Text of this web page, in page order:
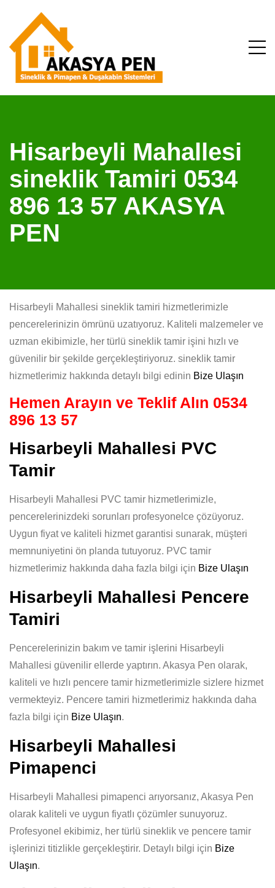
Hisarbeyli Mahallesi
sineklik Tamiri 0534
896 13 57 AKASYA
PEN
Hisarbeyli Mahallesi sineklik tamiri hizmetlerimizle
pencerelerinizin ömrünü uzatıyoruz. Kaliteli malzemeler ve
uzman ekibimizle, her türlü sineklik tamir işini hızlı ve
güvenilir bir şekilde gerçekleştiriyoruz. sineklik tamir
hizmetlerimiz hakkında detaylı bilgi edinin Bize Ulaşın
Hemen Arayın ve Teklif Alın 0534
896 13 57
Hisarbeyli Mahallesi PVC
Tamir
Hisarbeyli Mahallesi PVC tamir hizmetlerimizle,
pencerelerinizdeki sorunları profesyonelce çözüyoruz.
Uygun fiyat ve kaliteli hizmet garantisi sunarak, müşteri
memnuniyetini ön planda tutuyoruz. PVC tamir
hizmetlerimiz hakkında daha fazla bilgi için Bize Ulaşın
Hisarbeyli Mahallesi Pencere
Tamiri
Pencerelerinizin bakım ve tamir işlerini Hisarbeyli
Mahallesi güvenilir ellerde yaptırın. Akasya Pen olarak,
kaliteli ve hızlı pencere tamir hizmetlerimizle sizlere hizmet
vermekteyiz. Pencere tamiri hizmetlerimiz hakkında daha
fazla bilgi için Bize Ulaşın.
Hisarbeyli Mahallesi
Pimapenci
Hisarbeyli Mahallesi pimapenci arıyorsanız, Akasya Pen
olarak kaliteli ve uygun fiyatlı çözümler sunuyoruz.
Profesyonel ekibimiz, her türlü sineklik ve pencere tamir
işlerinizi titizlikle gerçekleştirir. Detaylı bilgi için Bize
Ulaşın.